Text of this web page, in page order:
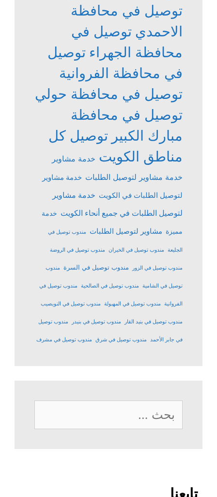
توصيل في محافظة
الاحمدي توصيل في
محافظة الجهراء توصيل
في محافظة الفروانية
توصيل في محافظة حولي
توصيل في محافظة
مبارك الكبير توصيل كل
مناطق الكويت خدمة مشاوير
خدمة مشاوير لتوصيل الطلبات خدمة مشاوير
لتوصيل الطلبات في الكويت خدمة مشاوير
لتوصيل الطلبات في جميع أنحاء الكويت خدمة
مميزة مشاوير لتوصيل الطلبات مندوب توصيل في
الجليعة مندوب توصيل في الخيران مندوب توصيل في الروضة
مندوب توصيل في الزور مندوب توصيل في السرة مندوب
توصيل في الشامية مندوب توصيل في الصالحية مندوب توصيل في
الفروانية مندوب توصيل في المهبولة مندوب توصيل في النويصيب
مندوب توصيل في بنيد القار مندوب توصيل في بنيدر مندوب توصيل
في جابر الأحمد مندوب توصيل في شرق مندوب توصيل في مشرف
البحث
عن: